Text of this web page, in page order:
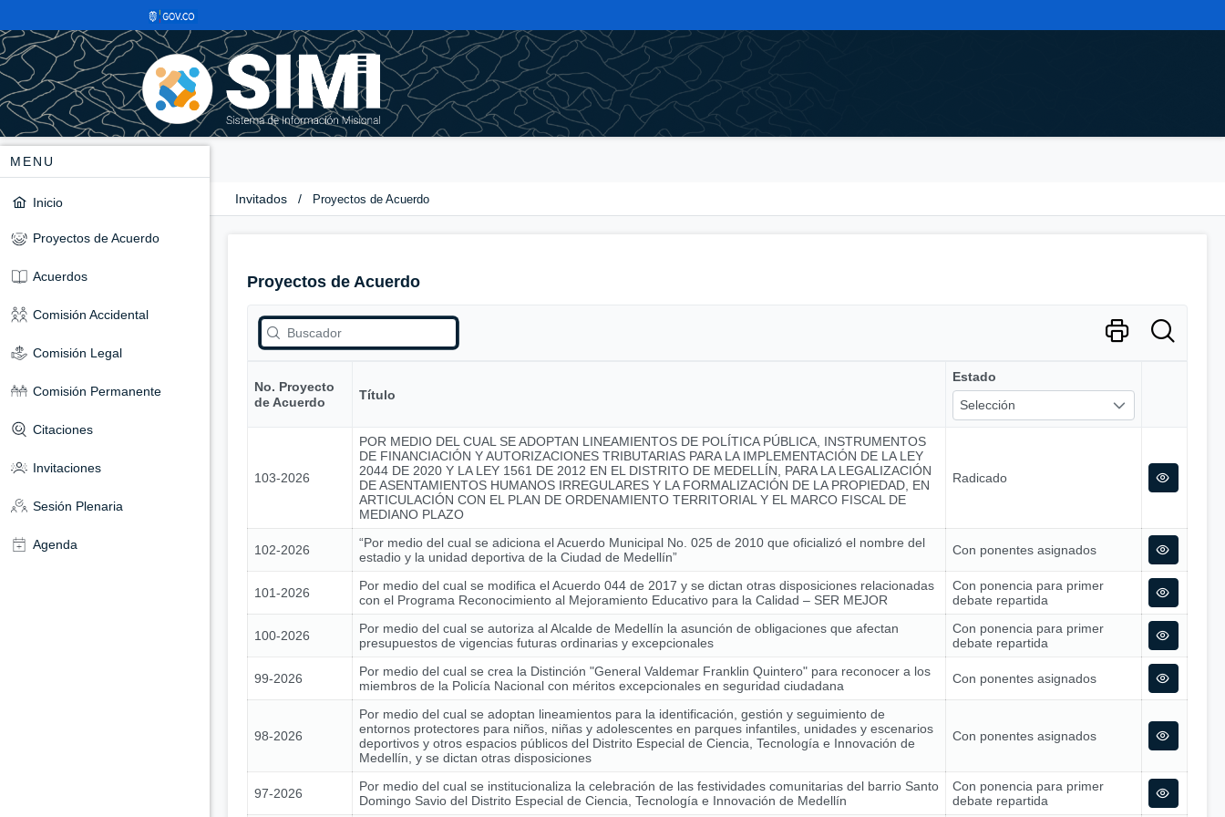
MENU
Inicio
Proyectos de Acuerdo
Acuerdos
Comisión Accidental
Comisión Legal
Comisión Permanente
Citaciones
Invitaciones
Sesión Plenaria
Agenda
Invitados / Proyectos de Acuerdo
Proyectos de Acuerdo
No. Proyecto
de Acuerdo
Título
Estado
Selección
103-2026
POR MEDIO DEL CUAL SE ADOPTAN LINEAMIENTOS DE POLÍTICA PÚBLICA, INSTRUMENTOS
DE FINANCIACIÓN Y AUTORIZACIONES TRIBUTARIAS PARA LA IMPLEMENTACIÓN DE LA LEY
2044 DE 2020 Y LA LEY 1561 DE 2012 EN EL DISTRITO DE MEDELLÍN, PARA LA LEGALIZACIÓN
DE ASENTAMIENTOS HUMANOS IRREGULARES Y LA FORMALIZACIÓN DE LA PROPIEDAD, EN
ARTICULACIÓN CON EL PLAN DE ORDENAMIENTO TERRITORIAL Y EL MARCO FISCAL DE
MEDIANO PLAZO
Radicado
102-2026
“Por medio del cual se adiciona el Acuerdo Municipal No. 025 de 2010 que oficializó el nombre del
estadio y la unidad deportiva de la Ciudad de Medellín”
Con ponentes asignados
101-2026
Por medio del cual se modifica el Acuerdo 044 de 2017 y se dictan otras disposiciones relacionadas
con el Programa Reconocimiento al Mejoramiento Educativo para la Calidad – SER MEJOR
Con ponencia para primer
debate repartida
100-2026
Por medio del cual se autoriza al Alcalde de Medellín la asunción de obligaciones que afectan
presupuestos de vigencias futuras ordinarias y excepcionales
Con ponencia para primer
debate repartida
99-2026
Por medio del cual se crea la Distinción "General Valdemar Franklin Quintero" para reconocer a los
miembros de la Policía Nacional con méritos excepcionales en seguridad ciudadana
Con ponentes asignados
98-2026
Por medio del cual se adoptan lineamientos para la identificación, gestión y seguimiento de
entornos protectores para niños, niñas y adolescentes en parques infantiles, unidades y escenarios
deportivos y otros espacios públicos del Distrito Especial de Ciencia, Tecnología e Innovación de
Medellín, y se dictan otras disposiciones
Con ponentes asignados
97-2026
Por medio del cual se institucionaliza la celebración de las festividades comunitarias del barrio Santo
Domingo Savio del Distrito Especial de Ciencia, Tecnología e Innovación de Medellín
Con ponencia para primer
debate repartida